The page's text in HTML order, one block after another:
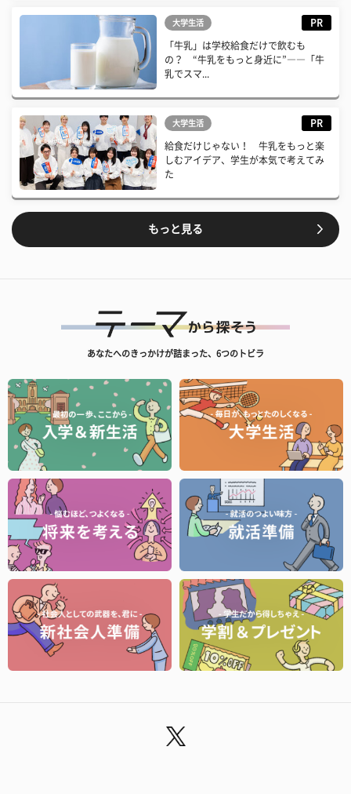
大学生活 PR
「牛乳」は学校給食だけで飲むも
の？ “牛乳をもっと身近に”――「牛
乳でスマ...
大学生活 PR
給食だけじゃない！ 牛乳をもっと楽
しむアイデア、学生が本気で考えてみ
た
もっと見る
あなたへのきっかけが詰まった、6つのトビラ